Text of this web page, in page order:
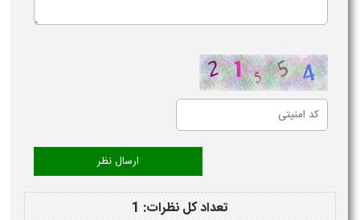
تعداد کل نظرات: 1